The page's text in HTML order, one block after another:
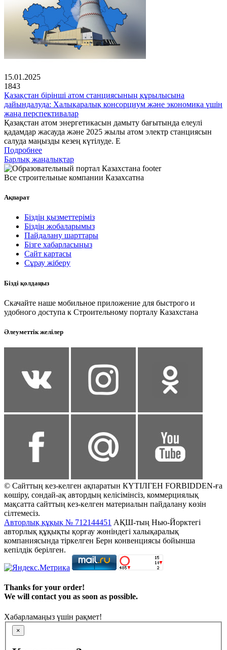
15.01.2025
1843
Қазақстан бірінші атом станциясының құрылысына
дайындалуда: Халықаралық консорциум және экономика үшін
жаңа перспективалар
Қазақстан атом энергетикасын дамыту бағытында елеулі
қадамдар жасауда және 2025 жылы атом электр станциясын
салуда маңызды кезең күтілуде. Е
Подробнее
Барлық жаңалықтар
Все строительные компании Казахсатна
Ақпарат
Біздің қызметтеріміз
Біздің жобаларымыз
Пайдалану шарттары
Бізге хабарласыңыз
Сайт картасы
Сұрау жіберу
Бізді қолдаңыз
Скачайте наше мобильное приложение для быстрого и
удобного доступа к Строительному порталу Казахстана
Әлеуметтік желілер
© Сайттың кез-келген ақпаратын КҮТІЛГЕН FORBIDDEN-ға
көшіру, сондай-ақ автордың келісімінсіз, коммерциялық
мақсатта сайттың кез-келген материалын пайдалану көзін
сілтемесіз.
Авторлық құқық № 712144451 АҚШ-тың Нью-Йорктегі
авторлық құқықты қорғау жөніндегі халықаралық
компаниясында тіркелген Берн конвенциясы бойынша
кепілдік берілген.
Thanks for your order!
We will contact you as soon as possible.
Хабарламаңыз үшін рақмет!
×